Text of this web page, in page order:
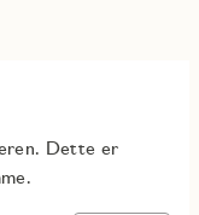
Dette er